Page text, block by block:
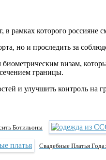
рамках которого
но и проследить за
визам,
границы.
и улучшить контроль на
Ботильоны
Свадебные Платья